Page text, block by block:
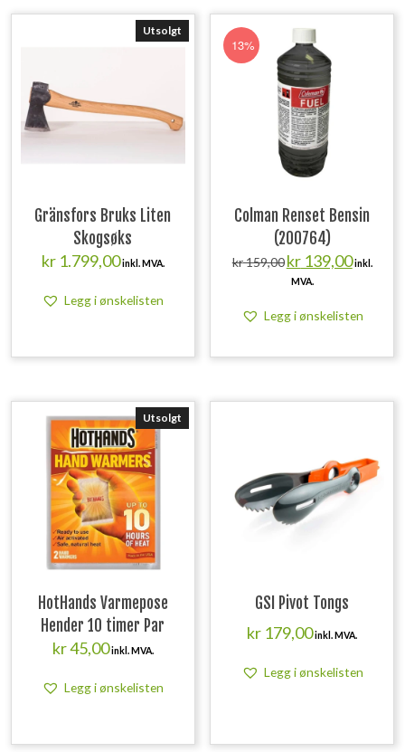
Utsolgt
Gränsfors Bruks Liten
Skogsøks
kr1.799,00inkl. MVA.
Legg i ønskelisten
13%
Colman Renset Bensin
(200764)
kr159,00 Opprinnelig
pris
var:
kr139,00
pris
inkl.
MVA.
Legg i ønskelisten
Utsolgt
HotHands Varmepose
Hender 10 timer Par
kr45,00inkl. MVA.
Legg i ønskelisten
GSI Pivot Tongs
kr 179,00inkl. MVA.
Legg i ønskelisten